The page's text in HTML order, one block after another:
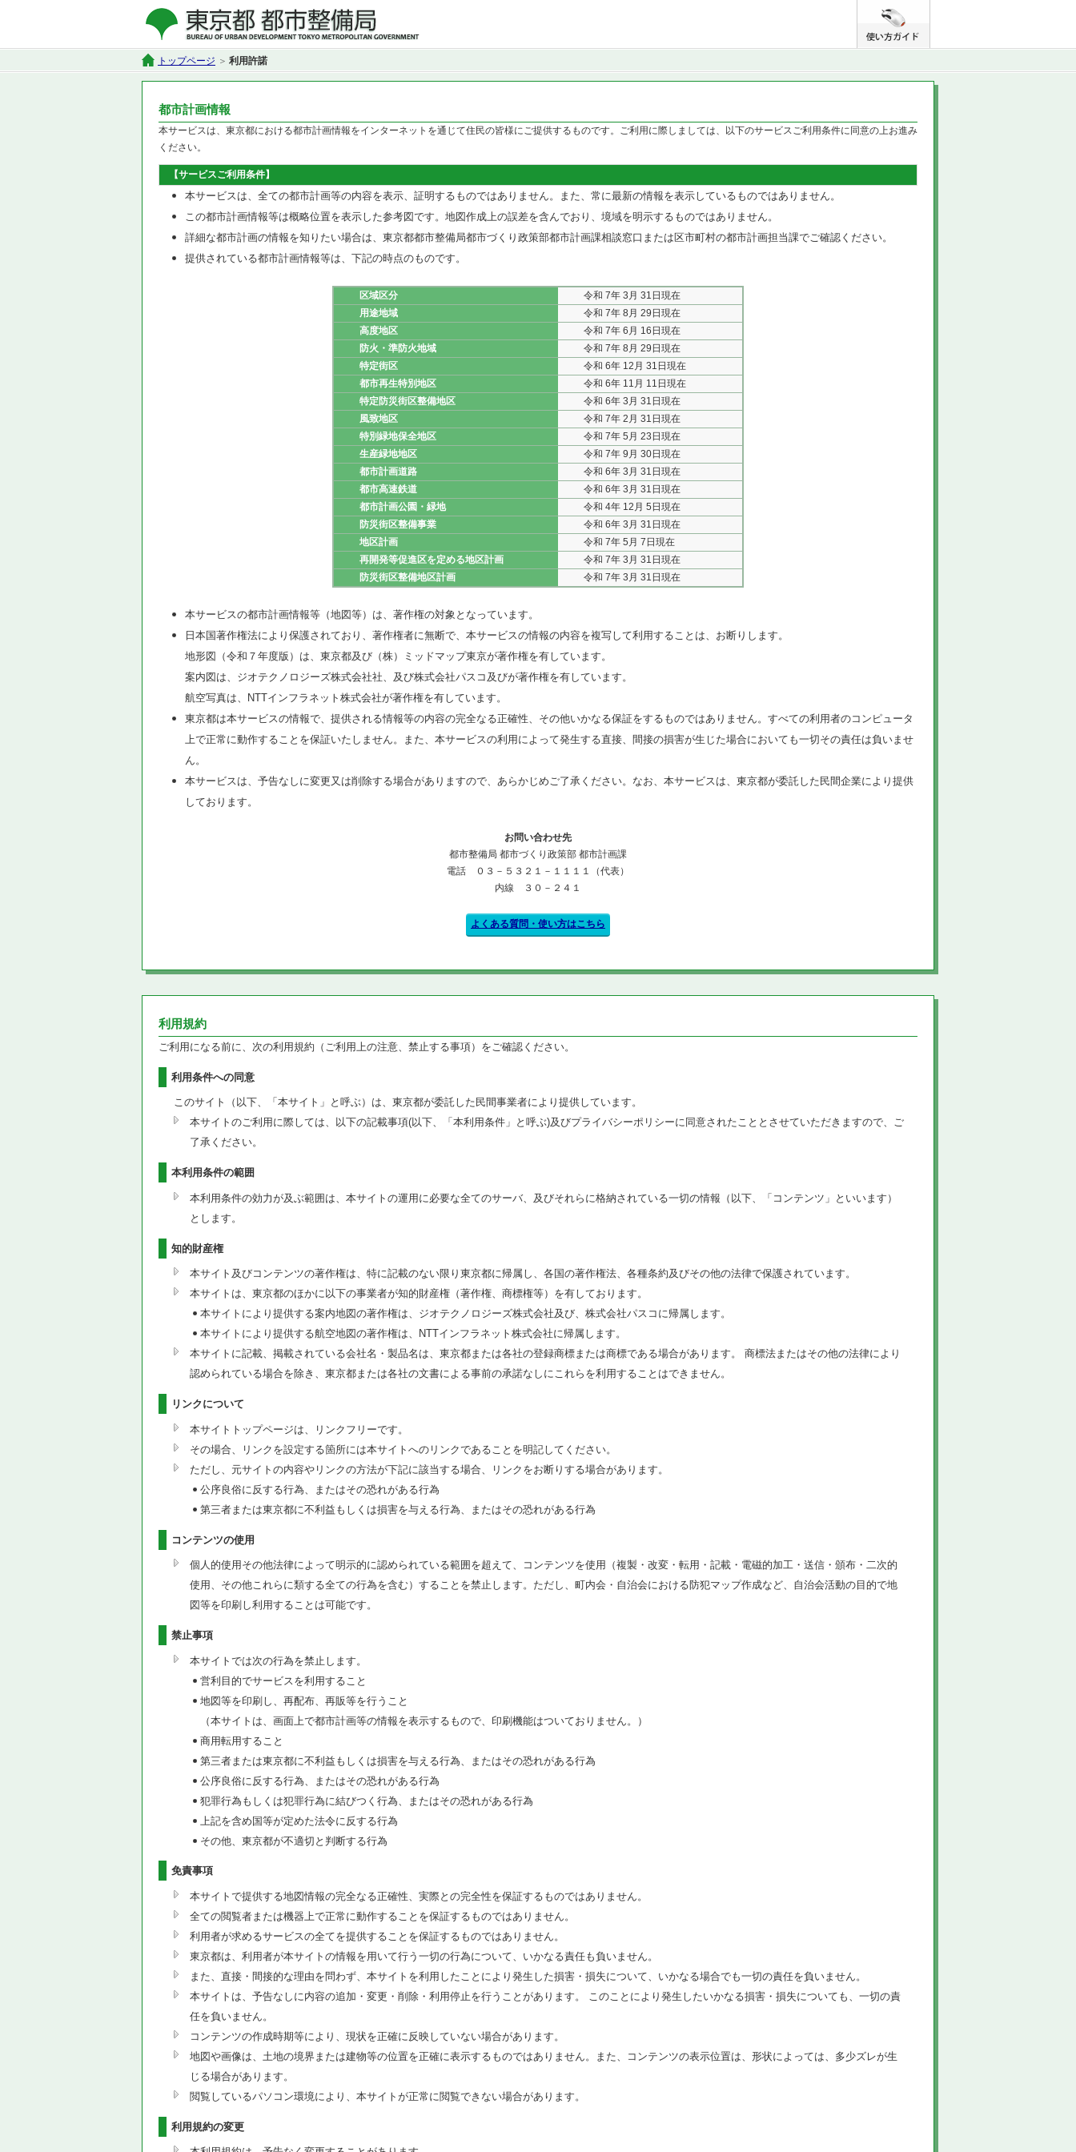
トップページ 利用許諾
都市計画情報
本サービスは、東京都における都市計画情報をインターネットを通じて住民の皆様にご提供するものです。ご利用に際しましては、以下のサービスご利用条件に同意の上お進み
ください。
【サービスご利用条件】
本サービスは、全ての都市計画等の内容を表示、証明するものではありません。また、常に最新の情報を表示しているものではありません。
この都市計画情報等は概略位置を表示した参考図です。地図作成上の誤差を含んでおり、境域を明示するものではありません。
詳細な都市計画の情報を知りたい場合は、東京都都市整備局都市づくり政策部都市計画課相談窓口または区市町村の都市計画担当課でご確認ください。
提供されている都市計画情報等は、下記の時点のものです。
区域区分
令和 7年 3月 31日現在
用途地域
令和 7年 8月 29日現在
高度地区
令和 7年 6月 16日現在
防火・準防火地域
令和 7年 8月 29日現在
特定街区
令和 6年 12月 31日現在
都市再生特別地区
令和 6年 11月 11日現在
特定防災街区整備地区
令和 6年 3月 31日現在
風致地区
令和 7年 2月 31日現在
特別緑地保全地区
令和 7年 5月 23日現在
生産緑地地区
令和 7年 9月 30日現在
都市計画道路
令和 6年 3月 31日現在
都市高速鉄道
令和 6年 3月 31日現在
都市計画公園・緑地
令和 4年 12月 5日現在
防災街区整備事業
令和 6年 3月 31日現在
地区計画
令和 7年 5月 7日現在
再開発等促進区を定める地区計画
令和 7年 3月 31日現在
防災街区整備地区計画
令和 7年 3月 31日現在
本サービスの都市計画情報等（地図等）は、著作権の対象となっています。
日本国著作権法により保護されており、著作権者に無断で、本サービスの情報の内容を複写して利用することは、お断りします。
地形図（令和７年度版）は、東京都及び（株）ミッドマップ東京が著作権を有しています。
案内図は、ジオテクノロジーズ株式会社社、及び株式会社パスコ及びが著作権を有しています。
航空写真は、NTTインフラネット株式会社が著作権を有しています。
東京都は本サービスの情報で、提供される情報等の内容の完全なる正確性、その他いかなる保証をするものではありません。すべての利用者のコンピュータ
上で正常に動作することを保証いたしません。また、本サービスの利用によって発生する直接、間接の損害が生じた場合においても一切その責任は負いませ
ん。
本サービスは、予告なしに変更又は削除する場合がありますので、あらかじめご了承ください。なお、本サービスは、東京都が委託した民間企業により提供
しております。
お問い合わせ先
都市整備局 都市づくり政策部 都市計画課
電話 ０３－５３２１－１１１１（代表）
内線 ３０－２４１
よくある質問・使い方はこちら
利用規約
ご利用になる前に、次の利用規約（ご利用上の注意、禁止する事項）をご確認ください。
利用条件への同意
このサイト（以下、「本サイト」と呼ぶ）は、東京都が委託した民間事業者により提供しています。
本サイトのご利用に際しては、以下の記載事項(以下、「本利用条件」と呼ぶ)及びプライバシーポリシーに同意されたこととさせていただきますので、ご
了承ください。
本利用条件の範囲
本利用条件の効力が及ぶ範囲は、本サイトの運用に必要な全てのサーバ、及びそれらに格納されている一切の情報（以下、「コンテンツ」といいます）
とします。
知的財産権
本サイト及びコンテンツの著作権は、特に記載のない限り東京都に帰属し、各国の著作権法、各種条約及びその他の法律で保護されています。
本サイトは、東京都のほかに以下の事業者が知的財産権（著作権、商標権等）を有しております。
本サイトにより提供する案内地図の著作権は、ジオテクノロジーズ株式会社及び、株式会社パスコに帰属します。
本サイトにより提供する航空地図の著作権は、NTTインフラネット株式会社に帰属します。
本サイトに記載、掲載されている会社名・製品名は、東京都または各社の登録商標または商標である場合があります。 商標法またはその他の法律により
認められている場合を除き、東京都または各社の文書による事前の承諾なしにこれらを利用することはできません。
リンクについて
本サイトトップページは、リンクフリーです。
その場合、リンクを設定する箇所には本サイトへのリンクであることを明記してください。
ただし、元サイトの内容やリンクの方法が下記に該当する場合、リンクをお断りする場合があります。
公序良俗に反する行為、またはその恐れがある行為
第三者または東京都に不利益もしくは損害を与える行為、またはその恐れがある行為
コンテンツの使用
個人的使用その他法律によって明示的に認められている範囲を超えて、コンテンツを使用（複製・改変・転用・記載・電磁的加工・送信・頒布・二次的
使用、その他これらに類する全ての行為を含む）することを禁止します。ただし、町内会・自治会における防犯マップ作成など、自治会活動の目的で地
図等を印刷し利用することは可能です。
禁止事項
本サイトでは次の行為を禁止します。
営利目的でサービスを利用すること
地図等を印刷し、再配布、再販等を行うこと
（本サイトは、画面上で都市計画等の情報を表示するもので、印刷機能はついておりません。）
商用転用すること
第三者または東京都に不利益もしくは損害を与える行為、またはその恐れがある行為
公序良俗に反する行為、またはその恐れがある行為
犯罪行為もしくは犯罪行為に結びつく行為、またはその恐れがある行為
上記を含め国等が定めた法令に反する行為
その他、東京都が不適切と判断する行為
免責事項
本サイトで提供する地図情報の完全なる正確性、実際との完全性を保証するものではありません。
全ての閲覧者または機器上で正常に動作することを保証するものではありません。
利用者が求めるサービスの全てを提供することを保証するものではありません。
東京都は、利用者が本サイトの情報を用いて行う一切の行為について、いかなる責任も負いません。
また、直接・間接的な理由を問わず、本サイトを利用したことにより発生した損害・損失について、いかなる場合でも一切の責任を負いません。
本サイトは、予告なしに内容の追加・変更・削除・利用停止を行うことがあります。 このことにより発生したいかなる損害・損失についても、一切の責
任を負いません。
コンテンツの作成時期等により、現状を正確に反映していない場合があります。
地図や画像は、土地の境界または建物等の位置を正確に表示するものではありません。また、コンテンツの表示位置は、形状によっては、多少ズレが生
じる場合があります。
閲覧しているパソコン環境により、本サイトが正常に閲覧できない場合があります。
利用規約の変更